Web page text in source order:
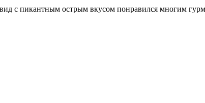
с пикантным острым вкусом понравился многим